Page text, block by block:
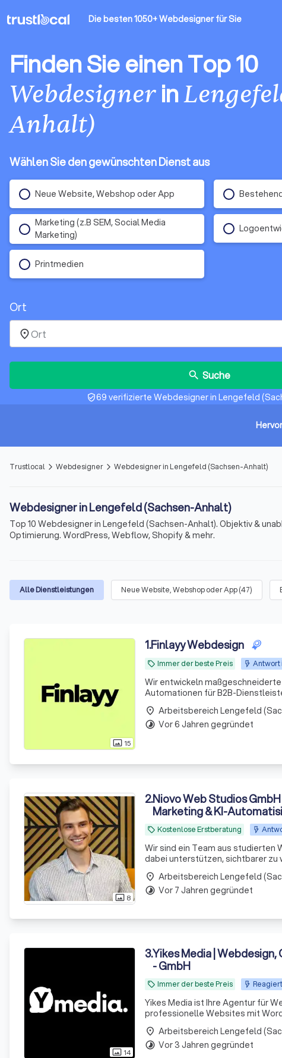
Die besten 1050+ Webdesigner für Sie
Finden Sie einen Top 10
Webdesignerin
Anhalt)
Wählen Sie den gewünschten Dienst aus
Neue Website, Webshop oder App
Marketing (z.B SEM, Social Media
Marketing)
Printmedien
Ort
place
search Suche
verified_user69 verifizierte Webdesigner in Lengefeld
Trustlocal arrow_forward_ios Webdesigner arrow_forward_ios Webdesigner in Lengefeld (Sachsen-Anhalt)
Webdesigner in Lengefeld (Sachsen-Anhalt)
Top 10 Webdesigner in Lengefeld (Sachsen-Anhalt). Objektiv &
Optimierung. WordPress, Webflow, Shopify & mehr.
Alle Dienstleistungen Neue Website, Webshop oder App(47)
photo_size_select_actual 15
1.Finlayy Webdesign
local_offer Immer der beste Preis Antwort
Wir entwickeln
Automationen für B2B-
place
timelapse Vor 6 Jahren gegründet
photo_size_select_actual 8
2.Niovo Web Studios
Marketing & KI-
local_offer Kostenlose Erstberatung
Wir sind ein Team aus studierten
dabei unterstützen, sichtbarer zu
modernes Webdesign, sondern
Automatisierungen,
place
timelapse Vor 7 Jahren gegründet
photo_size_select_actual 14
3.Yikes Media |
- GmbH
local_offer Immer der beste Preis
Yikes Media ist Ihre Agentur für
professionelle Websites mit
und WooCommerce
Goo
place
timelapse Vor 3 Jahren gegründet